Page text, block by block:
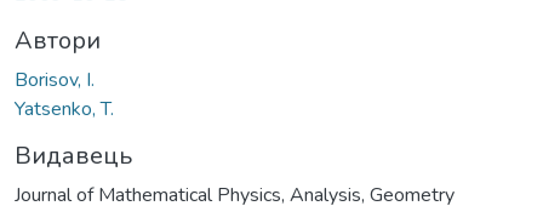
Автори
Borisov, I.
Yatsenko, T.
Видавець
Journal of Mathematical Physics, Analysis, Geometry